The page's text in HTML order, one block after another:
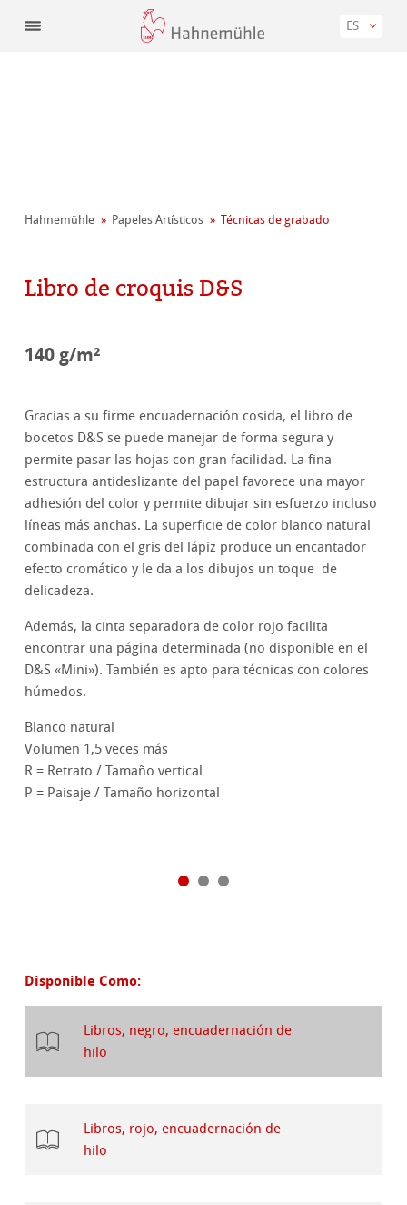
ES
Hahnemühle Papeles Artísticos Técnicas de grabado
Libro de croquis D&S
140 g/m²
Gracias a su firme encuadernación cosida, el libro de
bocetos D&S se puede manejar de forma segura y
permite pasar las hojas con gran facilidad. La fina
estructura antideslizante del papel favorece una mayor
adhesión del color y permite dibujar sin esfuerzo incluso
líneas más anchas. La superficie de color blanco natural
combinada con el gris del lápiz produce un encantador
efecto cromático y le da a los dibujos un toque de
delicadeza.
Además, la cinta separadora de color rojo facilita
encontrar una página determinada (no disponible en el
D&S «Mini»). También es apto para técnicas con colores
húmedos.
Blanco natural
Volumen 1,5 veces más
R = Retrato / Tamaño vertical
P = Paisaje / Tamaño horizontal
Disponible Como:
Libros, negro, encuadernación de
hilo
Libros, rojo, encuadernación de
hilo